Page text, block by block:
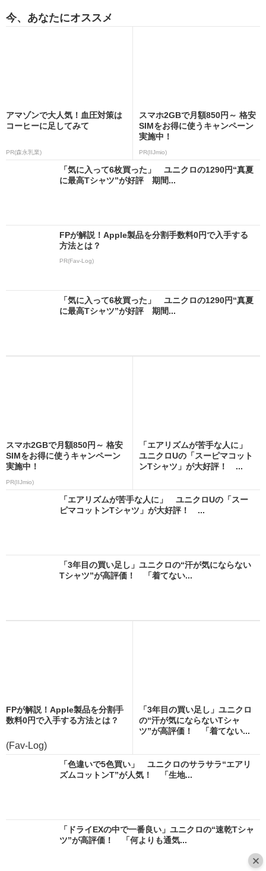
今、あなたにオススメ
アマゾンで大人気！血圧対策は
コーヒーに足してみて
PR(森永乳業)
スマホ2GBで月額850円～ 格安
SIMをお得に使うキャンペーン
実施中！
PR(IIJmio)
「気に入って6枚買った」 ユニクロの1290円“真夏
に最高Tシャツ”が好評 期間...
FPが解説！Apple製品を分割手数料0円で入手する
方法とは？
PR(Fav-Log)
「気に入って6枚買った」 ユニクロの1290円“真夏
に最高Tシャツ”が好評 期間...
スマホ2GBで月額850円～ 格安
SIMをお得に使うキャンペーン
実施中！
PR(IIJmio)
「エアリズムが苦手な人に」
ユニクロUの「スーピマコット
ンTシャツ」が大好評！ ...
「エアリズムが苦手な人に」 ユニクロUの「スー
ピマコットンTシャツ」が大好評！ ...
「3年目の買い足し」ユニクロの“汗が気にならない
Tシャツ”が高評価！ 「着てない...
FPが解説！Apple製品を分割手
数料0円で入手する方法とは？
(Fav-Log)
「3年目の買い足し」ユニクロ
の“汗が気にならないTシャ
ツ”が高評価！ 「着てない...
「色違いで5色買い」 ユニクロのサラサラ“エアリ
ズムコットンT”が人気！ 「生地...
「ドライEXの中で一番良い」ユニクロの“速乾Tシャ
ツ”が高評価！ 「何よりも通気...